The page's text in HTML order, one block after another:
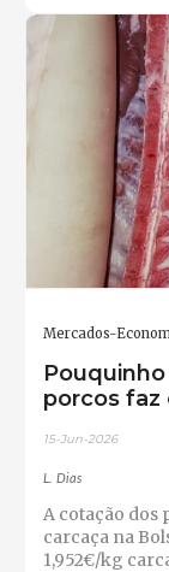
Mercados-
porcos faz
15-Jun-2026
L. Dias
A cotação dos
carcaça na
1,952€/kg